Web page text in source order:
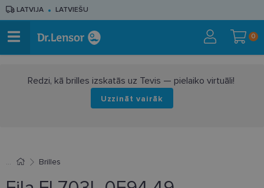
LATVIJA LATVIEŠU
0
Redzi, kā brilles izskatās uz Tevis — pielaiko virtuāli!
Uzzināt vairāk
Brilles